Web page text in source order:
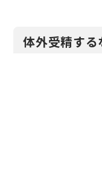
体外受精す